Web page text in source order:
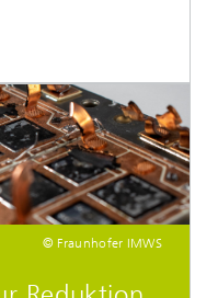
© Fraunhofer IMWS